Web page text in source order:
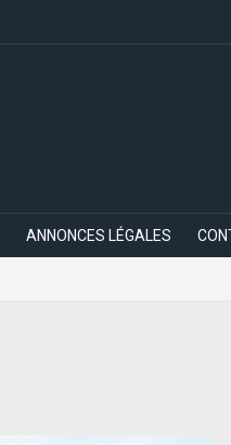
ANNONCES LÉGALES